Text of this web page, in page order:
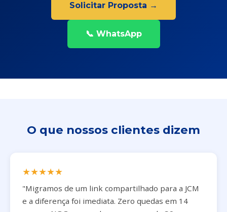
Solicitar Proposta →
📞 WhatsApp
O que nossos clientes dizem
★★★★★
"Migramos de um link compartilhado para a JCM
e a diferença foi imediata. Zero quedas em 14